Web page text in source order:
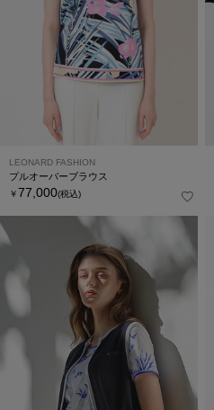
LEONARD FASHION
プルオーバーブラウス
￥77,000(税込)